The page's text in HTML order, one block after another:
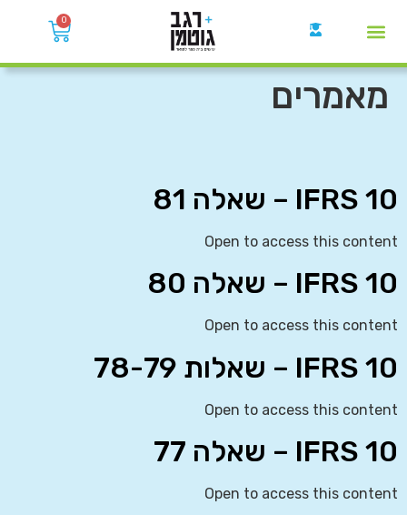
0
מאמרים
IFRS 10 – שאלה 81
Open to access this content
IFRS 10 – שאלה 80
Open to access this content
IFRS 10 – שאלות 78-79
Open to access this content
IFRS 10 – שאלה 77
Open to access this content